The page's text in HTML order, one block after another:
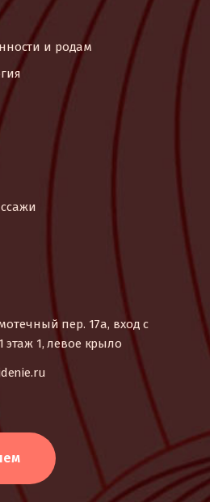
и родам
пер. 17а, вход с
этаж 1, левое крыло